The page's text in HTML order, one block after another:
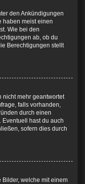
den Ankündigungen
haben meist einen
Wie bei den
ab, ob du
Berechtigungen stellt
nicht mehr geantwortet
falls vorhanden,
durch einen
Eventuell hast du auch
sofern dies durch
welche mit einem